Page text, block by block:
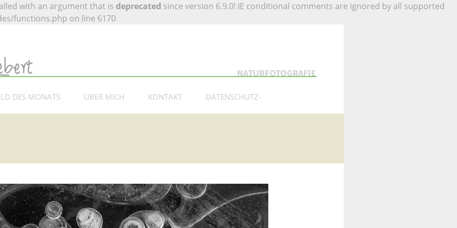
with an argument that is deprecated since version 6.9.0! IE conditional comments are ignored by all supported
functions.php on line 6170
Siebert –
DES MONATS ÜBER MICH KONTAKT DATENSCHUTZ-